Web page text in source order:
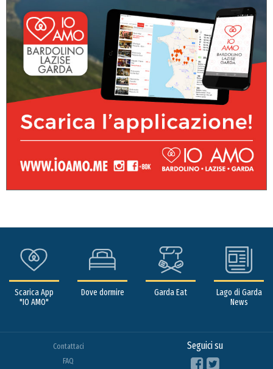
Scarica App
"IO AMO"
Dove dormire Garda Eat
Lago di Garda
News
Contattaci
FAQ
Seguici su